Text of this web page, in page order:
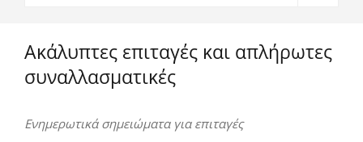
Ακάλυπτες επιταγές και απλήρωτες
συναλλασματικές
Ενημερωτικά σημειώματα για επιταγές